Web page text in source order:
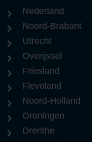
Nederland
Noord-Brabant
Utrecht
Overijssel
Friesland
Flevoland
Noord-Holland
Groningen
Drenthe